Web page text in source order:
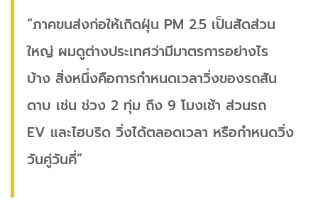
“ภาคขนส่งก่อให้เกิดฝุ่น PM 2.5 เป็นสัดส่วน
ใหญ่ ผมดูต่างประเทศว่ามีมาตรการอย่างไร
บ้าง สิ่งหนึ่งคือการกำหนดเวลาวิ่งของรถสัน
ดาบ เช่น ช่วง 2 ทุ่ม ถึง 9 โมงเช้า ส่วนรถ
EV และไฮบริด วิ่งได้ตลอดเวลา หรือกำหนดวิ่ง
วันคู่วันคี่”